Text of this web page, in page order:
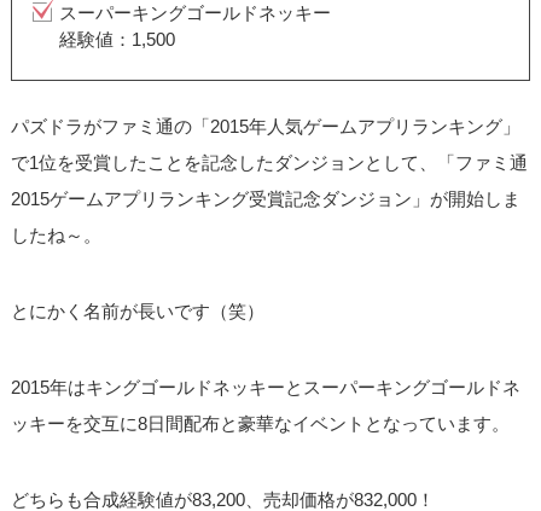
スーパーキングゴールドネッキー
経験値：1,500
パズドラがファミ通の「2015年人気ゲームアプリランキング」
で1位を受賞したことを記念したダンジョンとして、「ファミ通
2015ゲームアプリランキング受賞記念ダンジョン」が開始しま
したね～。
とにかく名前が長いです（笑）
2015年はキングゴールドネッキーとスーパーキングゴールドネ
ッキーを交互に8日間配布と豪華なイベントとなっています。
どちらも合成経験値が83,200、売却価格が832,000！